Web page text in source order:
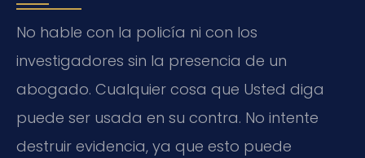
No hable con la policía ni con los
investigadores sin la presencia de un
abogado. Cualquier cosa que Usted diga
puede ser usada en su contra. No intente
destruir evidencia, ya que esto puede